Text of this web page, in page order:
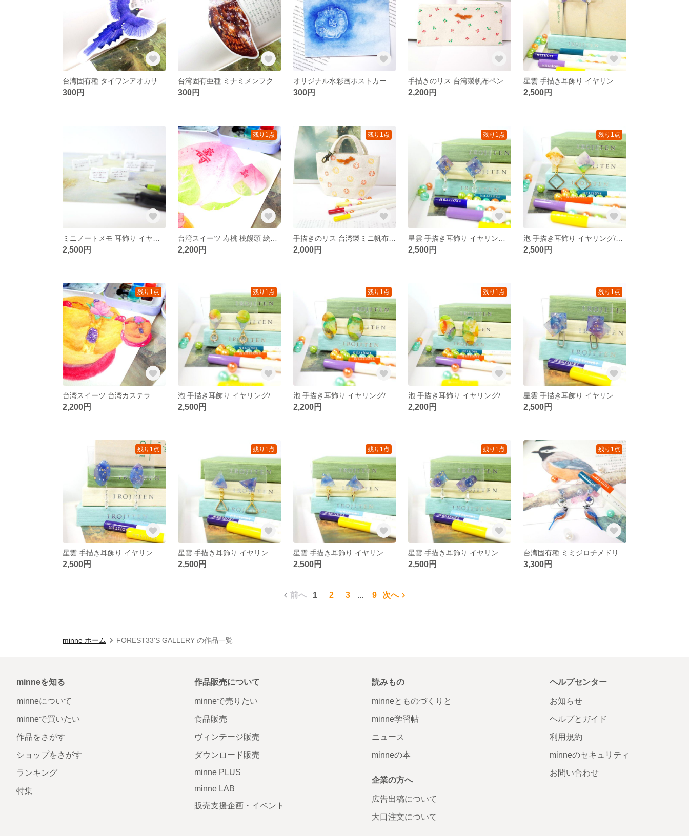
300円 300円 300円 2,200円 2,500円
2,500円
残り1点
台湾スイーツ 寿桃 桃饅頭 絵画ブローチ
2,200円
残り1点
手描きのリス 台湾製ミニ帆布バッグ
2,000円
残り1点
2,500円
残り1点
2,500円
残り1点
2,200円
残り1点
泡 手描き耳飾り イヤリング/ピアス
2,500円
残り1点
泡 手描き耳飾り イヤリング/ピアス
2,200円
残り1点
2,200円
残り1点
2,500円
残り1点
2,500円
残り1点
2,500円
残り1点
2,500円
残り1点
2,500円
残り1点
3,300円
前へ 1 2 3 9 次へ
minne ホーム FOREST33'S GALLERY の作品一覧
minneを知る
minneについて
minneで買いたい
作品をさがす
ショップをさがす
ランキング
特集
作品販売について
minneで売りたい
食品販売
ヴィンテージ販売
ダウンロード販売
minne PLUS
minne LAB
販売支援企画・イベント
読みもの
minneとものづくりと
minne学習帖
ニュース
minneの本
企業の方へ
広告出稿について
大口注文について
ヘルプセンター
お知らせ
ヘルプとガイド
利用規約
minneのセキュリティ
お問い合わせ